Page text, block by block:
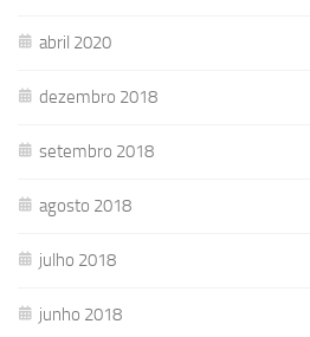
abril 2020
dezembro 2018
setembro 2018
agosto 2018
julho 2018
junho 2018